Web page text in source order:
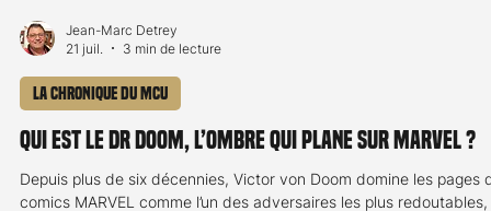
Jean-Marc Detrey
21 juil.
3 min de lecture